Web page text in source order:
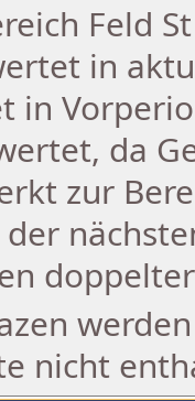
Feld
in
in
da
zur
nicht